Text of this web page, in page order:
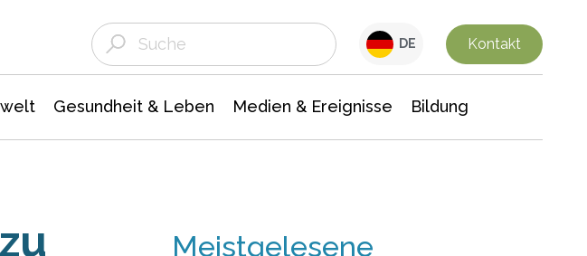
DE Kontakt
Gesundheit & Leben Medien & Ereignisse Bildung
Meistgelesene